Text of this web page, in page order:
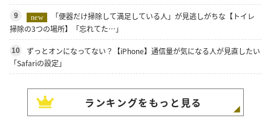
9 new
「便器だけ掃除して満足している人」が見逃しがちな【トイレ
掃除の3つの場所】「忘れてた…」
10
ずっとオンになってない？【iPhone】通信量が気になる人が見直したい
「Safariの設定」
ランキングをもっと見る